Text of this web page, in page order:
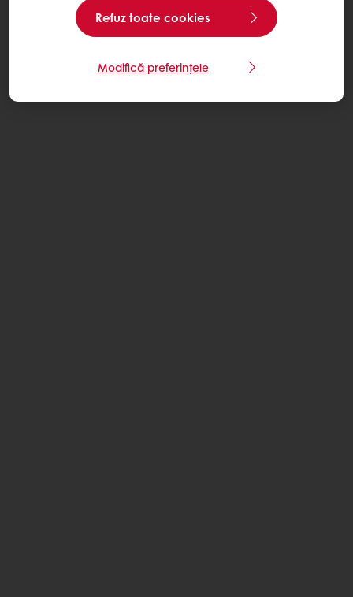
Refuz toate cookies
Modifică preferințele